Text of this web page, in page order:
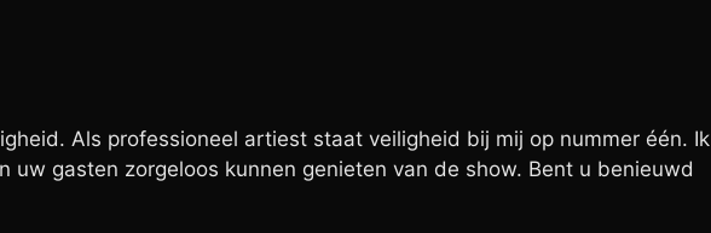
Als professioneel artiest staat veiligheid bij mij op nummer één. Ik
gasten zorgeloos kunnen genieten van de show. Bent u benieuwd